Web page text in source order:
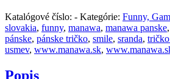
Katalógové číslo: - Kategórie: Funny,
slovakia, funny, manawa, manawa panske,
pánske, pánske tričko, smile, sranda,
usmev, www.manawa.sk,
Popis